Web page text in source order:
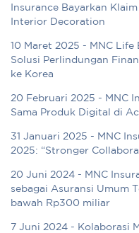
Insurance Bayarkan
Interior Decoration
10 Maret 2025 - MNC Life
Solusi Perlindungan
ke Korea
20 Februari 2025 - MNC
Sama Produk Digital di
31 Januari 2025 - MNC
2025: “Stronger
20 Juni 2024 - MNC
sebagai Asuransi Umum
bawah Rp300 miliar
7 Juni 2024 - Kolaborasi